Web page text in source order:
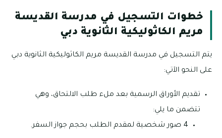
خطوات التسجيل في مدرسة القديسة
مريم الكاثوليكية الثانوية دبي
يتم التسجيل في مدرسة القديسة مريم الكاثوليكية الثانوية دبي
على النحو الآتي:
تقديم الأوراق الرسمية بعد ملء طلب الالتحاق، وهي
تتضمن ما يلي:
4 صور شخصية لمقدم الطلب بحجم جواز السفر.